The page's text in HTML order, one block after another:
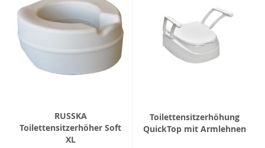
RUSSKA
Toilettensitzerhöher Soft
XL
Toilettensitzerhöhung
QuickTop mit Armlehnen